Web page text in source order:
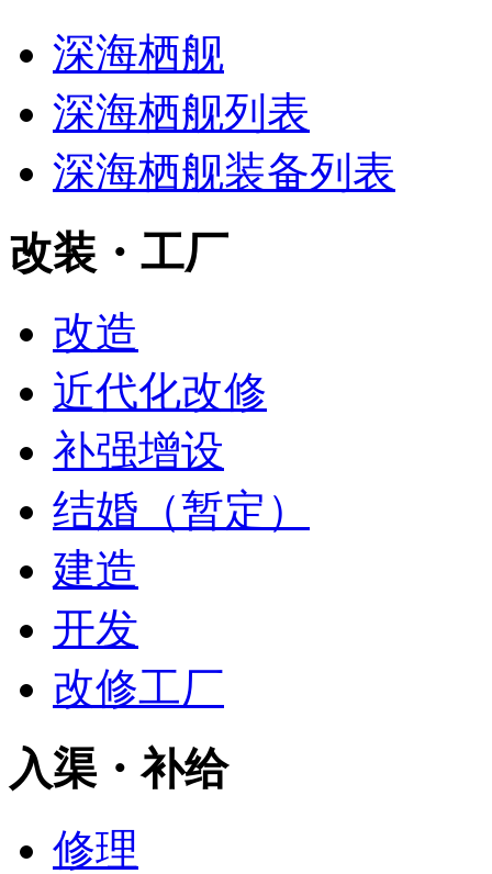
深海栖舰‎‎
深海栖舰列表
深海栖舰装备列表
改装・工厂
改造
近代化改修
补强增设
结婚（暂定）
建造
开发
改修工厂
入渠・补给
修理